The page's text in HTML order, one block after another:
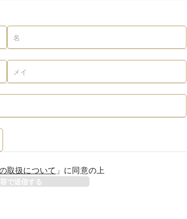
取扱について 」 に同意の上
容で送信する